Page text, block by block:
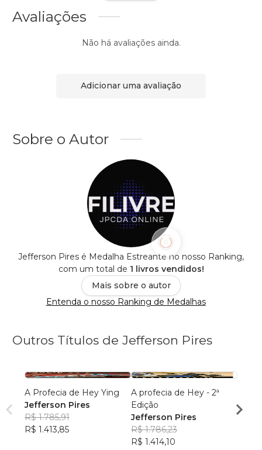
Avaliações
Não há avaliações ainda.
Adicionar uma avaliação
Sobre o Autor
Jefferson Pires é Medalha Estreante no nosso Ranking,
com um total de 1 livros vendidos!
Mais sobre o autor
Entenda o nosso Ranking de Medalhas
Outros Títulos de Jefferson Pires
A Profecia de Hey Ying
Jefferson Pires
R$ 1.785,91
R$ 1.413,85
A profecia de Hey - 2ª
Edição
Jefferson Pires
R$ 1.786,23
R$ 1.414,10